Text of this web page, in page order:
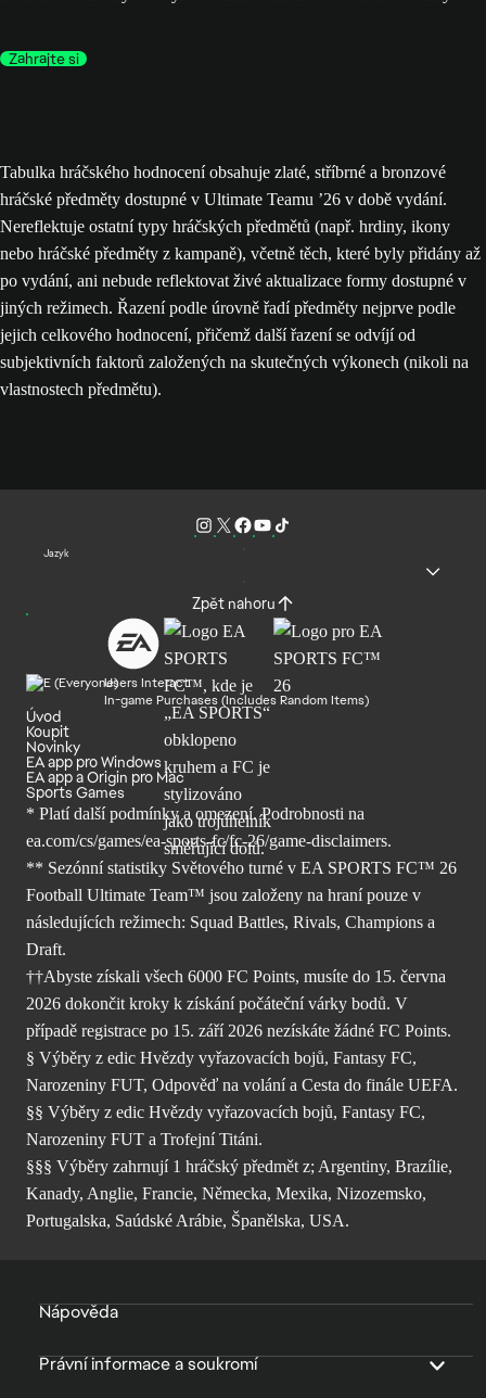
Zahrajte si
Tabulka hráčského hodnocení obsahuje zlaté, stříbrné a bronzové
hráčské předměty dostupné v Ultimate Teamu ’26 v době vydání.
Nereflektuje ostatní typy hráčských předmětů (např. hrdiny, ikony
nebo hráčské předměty z kampaně), včetně těch, které byly přidány až
po vydání, ani nebude reflektovat živé aktualizace formy dostupné v
jiných režimech. Řazení podle úrovně řadí předměty nejprve podle
jejich celkového hodnocení, přičemž další řazení se odvíjí od
subjektivních faktorů založených na skutečných výkonech (nikoli na
vlastnostech předmětu).
Jazyk
Zpět nahoru
Users Interact
In-game Purchases (Includes Random Items)
Úvod
Koupit
Novinky
EA app pro Windows
EA app a Origin pro Mac
Sports Games
* Platí další podmínky a omezení. Podrobnosti na
ea.com/cs/games/ea-sports-fc/fc-26/game-disclaimers.
** Sezónní statistiky Světového turné v EA SPORTS FC™ 26
Football Ultimate Team™ jsou založeny na hraní pouze v
následujících režimech: Squad Battles, Rivals, Champions a
Draft.
††Abyste získali všech 6000 FC Points, musíte do 15. června
2026 dokončit kroky k získání počáteční várky bodů. V
případě registrace po 15. září 2026 nezískáte žádné FC Points.
§ Výběry z edic Hvězdy vyřazovacích bojů, Fantasy FC,
Narozeniny FUT, Odpověď na volání a Cesta do finále UEFA.
§§ Výběry z edic Hvězdy vyřazovacích bojů, Fantasy FC,
Narozeniny FUT a Trofejní Titáni.
§§§ Výběry zahrnují 1 hráčský předmět z; Argentiny, Brazílie,
Kanady, Anglie, Francie, Německa, Mexika, Nizozemsko,
Portugalska, Saúdské Arábie, Španělska, USA.
Nápověda
Právní informace a soukromí